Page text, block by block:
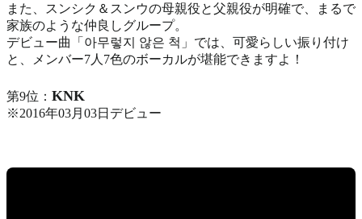
また、スンシク＆スンウの母親役と父親役が明確で、まるで
家族のような仲良しグループ。
デビュー曲「아무렇지 않은 척」では、可愛らしい振り付け
と、メンバー7人7色のボーカルが堪能できますよ！
第9位： KNK
※2016年03月03日デビュー